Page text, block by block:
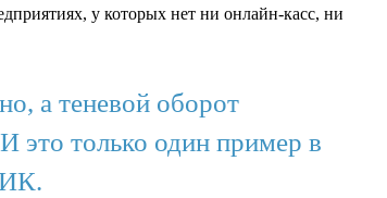
у которых нет ни онлайн-касс, ни
а теневой оборот
это только один пример в